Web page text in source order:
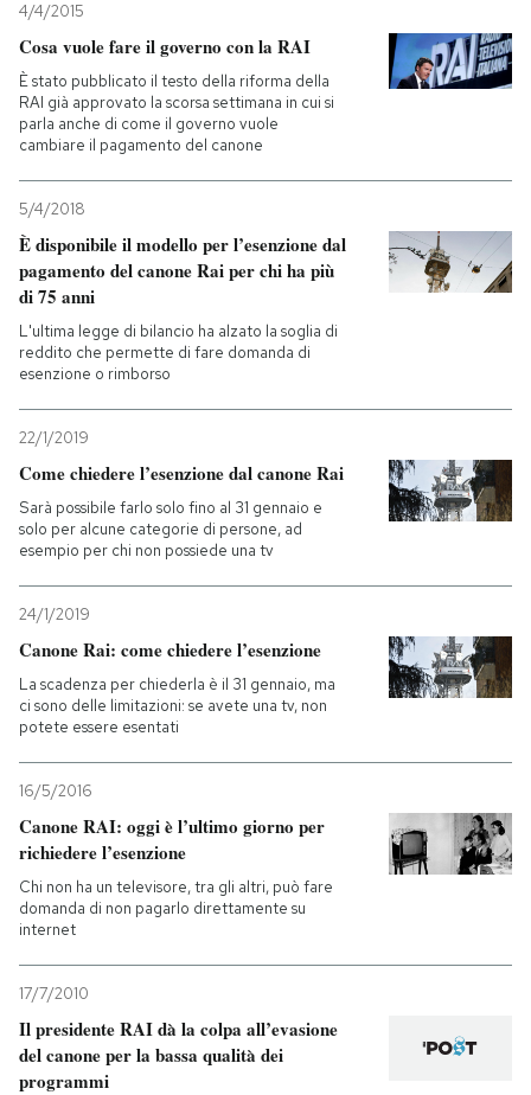
AREA PERSONALE
4/4/2015
Cosa vuole fare il governo con la RAI
È stato pubblicato il testo della riforma della
RAI già approvato la scorsa settimana in cui si
parla anche di come il governo vuole
cambiare il pagamento del canone
5/4/2018
È disponibile il modello per l’esenzione dal
pagamento del canone Rai per chi ha più
di 75 anni
L'ultima legge di bilancio ha alzato la soglia di
reddito che permette di fare domanda di
esenzione o rimborso
22/1/2019
Come chiedere l’esenzione dal canone Rai
Sarà possibile farlo solo fino al 31 gennaio e
solo per alcune categorie di persone, ad
esempio per chi non possiede una tv
24/1/2019
Canone Rai: come chiedere l’esenzione
La scadenza per chiederla è il 31 gennaio, ma
ci sono delle limitazioni: se avete una tv, non
potete essere esentati
16/5/2016
Canone RAI: oggi è l’ultimo giorno per
richiedere l’esenzione
Chi non ha un televisore, tra gli altri, può fare
domanda di non pagarlo direttamente su
internet
17/7/2010
Il presidente RAI dà la colpa all’evasione
del canone per la bassa qualità dei
programmi